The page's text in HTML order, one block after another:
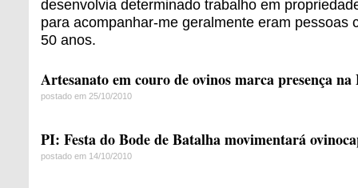
desenvolvia determinado trabalho em
para acompanhar-me geralmente eram pessoas
50 anos.
Artesanato em couro de ovinos marca presença na
postado em 25/10/2010
PI: Festa do Bode de Batalha movimentará
postado em 14/10/2010